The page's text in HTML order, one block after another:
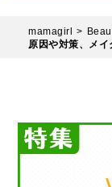
mamagirl
原因や対策、メ